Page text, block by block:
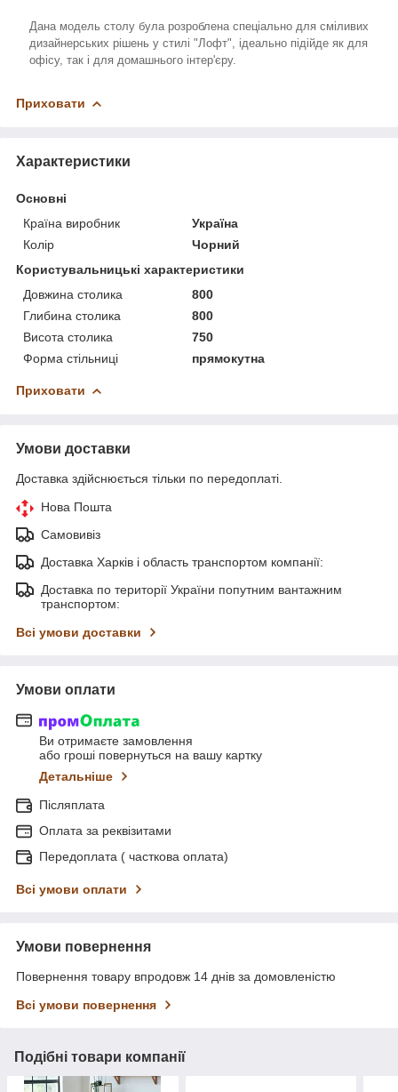
Дана модель столу була розроблена спеціально для сміливих
дизайнерських рішень у стилі "Лофт", ідеально підійде як для
офісу, так і для домашнього інтер'єру.
Приховати
Характеристики
Основні
Країна виробник
Україна
Колір
Чорний
Користувальницькі характеристики
Довжина столика
800
Глибина столика
800
Висота столика
750
Форма стільниці
прямокутна
Приховати
Умови доставки
Доставка здійснюється тільки по передоплаті.
Нова Пошта
Самовивіз
Доставка Харків і область транспортом компанії:
Доставка по території України попутним вантажним
транспортом:
Всі умови доставки
Умови оплати
Ви отримаєте замовлення
або гроші повернуться на вашу картку
Детальніше
Післяплата
Оплата за реквізитами
Передоплата ( часткова оплата)
Всі умови оплати
Умови повернення
Повернення товару впродовж 14 днів за домовленістю
Всі умови повернення
Подібні товари компанії